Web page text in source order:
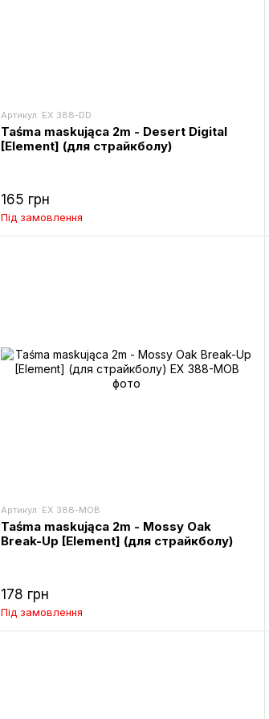
Артикул: EX 388-DD
Taśma maskująca 2m - Desert Digital
[Element] (для страйкболу)
165 грн
Під замовлення
Артикул: EX 388-MOB
Taśma maskująca 2m - Mossy Oak
Break-Up [Element] (для страйкболу)
178 грн
Під замовлення